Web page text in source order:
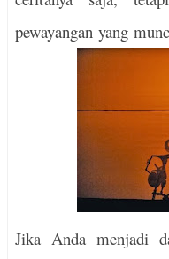
pewayangan yang
Jika Anda menjadi